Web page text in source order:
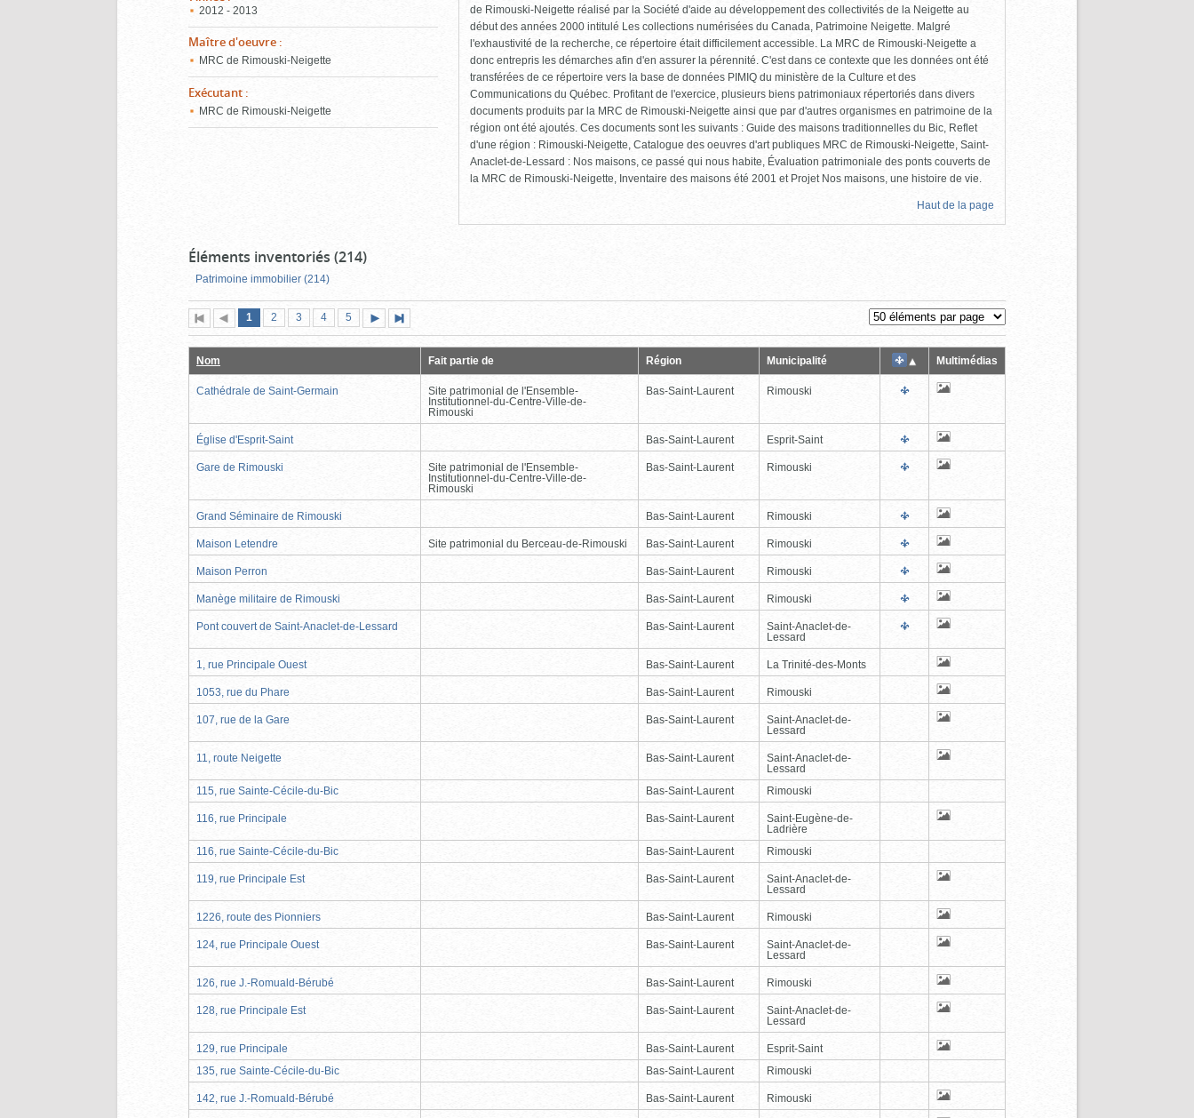
2012 - 2013
Maître d'oeuvre :
MRC de Rimouski-Neigette
Exécutant :
MRC de Rimouski-Neigette
de Rimouski-Neigette réalisé par la Société d'aide au développement des collectivités de la Neigette au
début des années 2000 intitulé Les collections numérisées du Canada, Patrimoine Neigette. Malgré
l'exhaustivité de la recherche, ce répertoire était difficilement accessible. La MRC de Rimouski-Neigette a
donc entrepris les démarches afin d'en assurer la pérennité. C'est dans ce contexte que les données ont été
transférées de ce répertoire vers la base de données PIMIQ du ministère de la Culture et des
Communications du Québec. Profitant de l'exercice, plusieurs biens patrimoniaux répertoriés dans divers
documents produits par la MRC de Rimouski-Neigette ainsi que par d'autres organismes en patrimoine de la
région ont été ajoutés. Ces documents sont les suivants : Guide des maisons traditionnelles du Bic, Reflet
d'une région : Rimouski-Neigette, Catalogue des oeuvres d'art publiques MRC de Rimouski-Neigette, Saint-
Anaclet-de-Lessard : Nos maisons, ce passé qui nous habite, Évaluation patrimoniale des ponts couverts de
la MRC de Rimouski-Neigette, Inventaire des maisons été 2001 et Projet Nos maisons, une histoire de vie.
Haut de la page
Éléments inventoriés (214)
Patrimoine immobilier (214)
Première
page
Page
précédente
Page
1 (page
actuelle)
Page
2 Page
3 Page
4 Page
5
suivante
page
Nom Fait partie de Région Municipalité Multimédias
Cathédrale de Saint-Germain
Site patrimonial de l'Ensemble-
Institutionnel-du-Centre-Ville-de-
Rimouski
Bas-Saint-Laurent Rimouski
Église d'Esprit-Saint Bas-Saint-Laurent Esprit-Saint
Gare de Rimouski
Site patrimonial de l'Ensemble-
Institutionnel-du-Centre-Ville-de-
Rimouski
Bas-Saint-Laurent Rimouski
Grand Séminaire de Rimouski Bas-Saint-Laurent Rimouski
Maison Letendre Site patrimonial du Berceau-de-Rimouski Bas-Saint-Laurent Rimouski
Maison Perron Bas-Saint-Laurent Rimouski
Manège militaire de Rimouski Bas-Saint-Laurent Rimouski
Pont couvert de Saint-Anaclet-de-Lessard Bas-Saint-Laurent
Saint-Anaclet-de-
Lessard
1, rue Principale Ouest Bas-Saint-Laurent La Trinité-des-Monts
1053, rue du Phare Bas-Saint-Laurent Rimouski
107, rue de la Gare Bas-Saint-Laurent
Saint-Anaclet-de-
Lessard
11, route Neigette Bas-Saint-Laurent
Saint-Anaclet-de-
Lessard
115, rue Sainte-Cécile-du-Bic
Bas-Saint-Laurent Rimouski
116, rue Principale Bas-Saint-Laurent
Saint-Eugène-de-
Ladrière
116, rue Sainte-Cécile-du-Bic
Bas-Saint-Laurent Rimouski
119, rue Principale Est Bas-Saint-Laurent
Saint-Anaclet-de-
Lessard
1226, route des Pionniers Bas-Saint-Laurent Rimouski
124, rue Principale Ouest Bas-Saint-Laurent
Saint-Anaclet-de-
Lessard
126, rue J.-Romuald-Bérubé Bas-Saint-Laurent Rimouski
128, rue Principale Est Bas-Saint-Laurent
Saint-Anaclet-de-
Lessard
129, rue Principale Bas-Saint-Laurent
Esprit-Saint
135, rue Sainte-Cécile-du-Bic
Bas-Saint-Laurent Rimouski
142, rue J.-Romuald-Bérubé Bas-Saint-Laurent Rimouski